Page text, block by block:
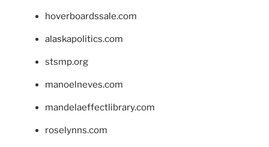
hoverboardssale.com
alaskapolitics.com
stsmp.org
manoelneves.com
mandelaeffectlibrary.com
roselynns.com